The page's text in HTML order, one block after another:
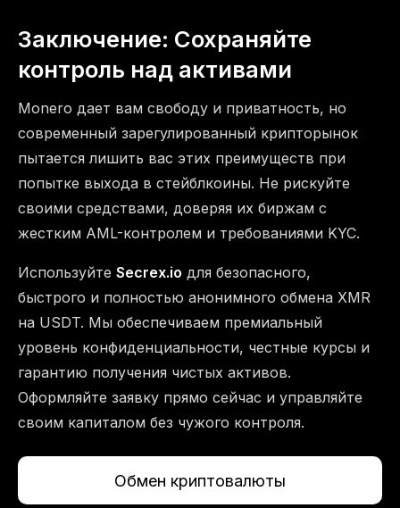
Заключение: Сохраняйте
контроль над активами
Monero дает вам свободу и приватность, но
современный зарегулированный крипторынок
пытается лишить вас этих преимуществ при
попытке выхода в стейблкоины. Не рискуйте
своими средствами, доверяя их биржам с
жестким AML-контролем и требованиями KYC.
Используйте Secrex.io для безопасного,
быстрого и полностью анонимного обмена XMR
на USDT. Мы обеспечиваем премиальный
уровень конфиденциальности, честные курсы и
гарантию получения чистых активов.
Оформляйте заявку прямо сейчас и управляйте
своим капиталом без чужого контроля.
Обмен криптовалюты